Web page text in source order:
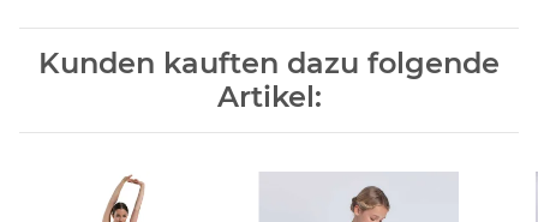
Kunden kauften dazu folgende
Artikel: